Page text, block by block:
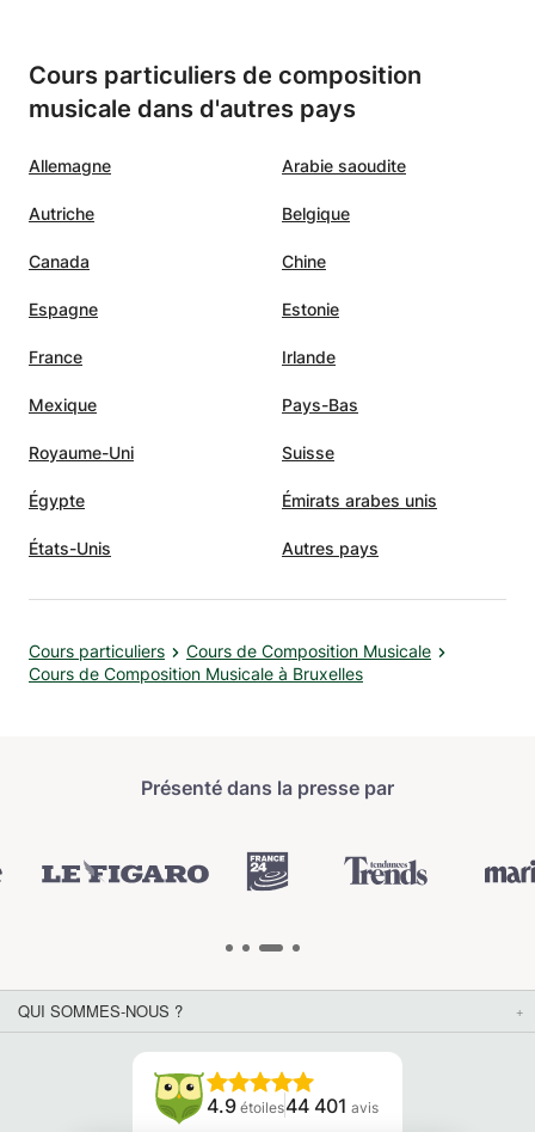
Cours particuliers de composition
musicale dans d'autres pays
Allemagne Arabie saoudite
Autriche Belgique
Canada Chine
Espagne Estonie
France Irlande
Mexique Pays-Bas
Royaume-Uni Suisse
Égypte Émirats arabes unis
États-Unis Autres pays
Cours particuliers
Cours de Composition Musicale
Cours de Composition Musicale à Bruxelles
Présenté dans la presse par
QUI SOMMES-NOUS ?
4.9 étoiles44 401 avis